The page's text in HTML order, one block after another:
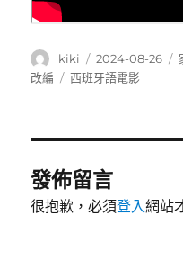
作
者
kiki
發
佈
2024-08-26
改編
標
西班牙語電影
發佈留言
很抱歉，必須登入網站